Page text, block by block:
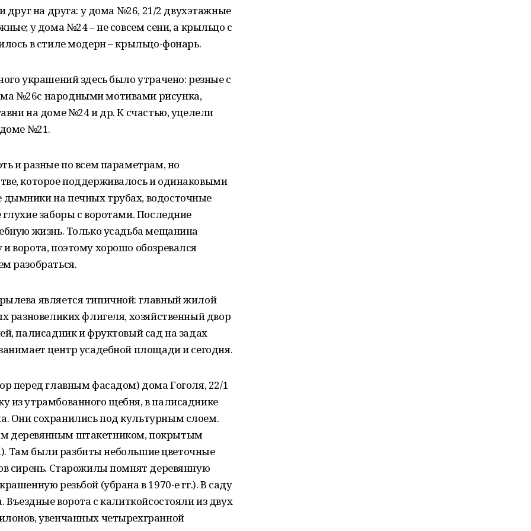
друг на друга: у дома №26, 21/2 двухэтажные
у дома №24 – не совсем сени, а крыльцо с
в стиле модерн – крыльцо-фонарь.
украшений здесь было утрачено: резные с
№26с народными мотивами рисунка,
на доме №24 и др. К счастью, уцелели
№21.
и разные по всем параметрам, но
которое поддерживалось и одинаковыми
на печных трубах, водосточные
заборы с воротами. Последние
жизнь. Только усадьба мещанина
ворота, поэтому хорошо обозревался
разобраться.
является типичной: главный жилой
разновеликих флигеля, хозяйственный двор
палисадник и фруктовый сад на задах
центр усадебной площади и сегодня.
перед главным фасадом) дома Гоголя, 22/1
из утрамбованного щебня, в палисаднике
Они сохранились под культурным слоем.
деревянным штакетником, покрытым
Там были разбиты небольшие цветочные
сирень. Старожилы помнят деревянную
резьбой (убрана в 1970-е гг.). В саду
ворота с калиткойсостояли из двух
увенчанных четырехгранной